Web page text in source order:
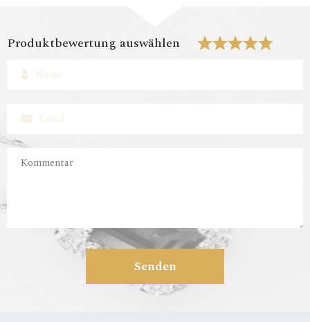
Produktbewertung auswählen
Senden